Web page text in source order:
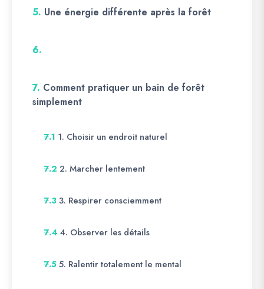
5. Une énergie différente après la forêt
6.
7. Comment pratiquer un bain de forêt
simplement
7.1 1. Choisir un endroit naturel
7.2 2. Marcher lentement
7.3 3. Respirer consciemment
7.4 4. Observer les détails
7.5 5. Ralentir totalement le mental